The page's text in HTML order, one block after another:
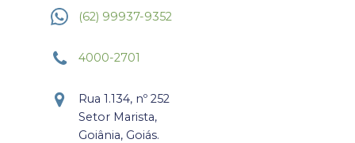
(62) 99937-9352
4000-2701
Rua 1.134, nº 252
Setor Marista,
Goiânia, Goiás.